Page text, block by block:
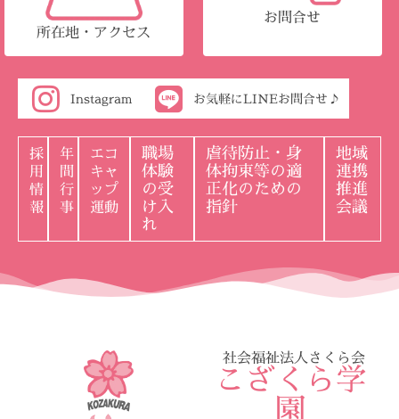
所在地・アクセス
お問合せ
Instagram お気軽にLINEお問合せ♪
採
用
情
報
年
間
行
事
エコ
キャ
ップ
運動
職場
体験
の受
け入
れ
虐待防止・身
体拘束等の適
正化のための
指針
地域
連携
推進
会議
社会福祉法人さくら会
こざくら学
園